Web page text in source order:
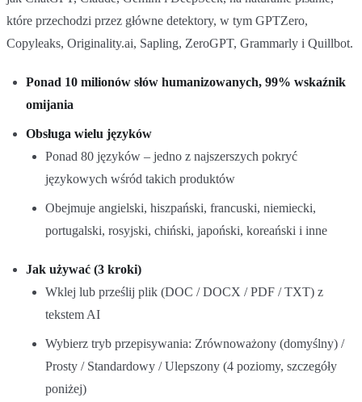
które przechodzi przez główne detektory, w tym GPTZero,
Copyleaks, Originality.ai, Sapling, ZeroGPT, Grammarly i Quillbot.
Ponad 10 milionów słów humanizowanych, 99% wskaźnik
omijania
Obsługa wielu języków
Ponad 80 języków – jedno z najszerszych pokryć
językowych wśród takich produktów
Obejmuje angielski, hiszpański, francuski, niemiecki,
portugalski, rosyjski, chiński, japoński, koreański i inne
Jak używać (3 kroki)
Wklej lub prześlij plik (DOC / DOCX / PDF / TXT) z
tekstem AI
Wybierz tryb przepisywania: Zrównoważony (domyślny) /
Prosty / Standardowy / Ulepszony (4 poziomy, szczegóły
poniżej)